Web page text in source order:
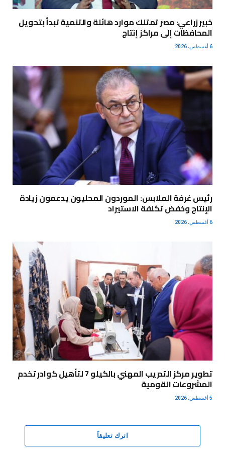
خبير زراعي: مصر تمتلك موارد هائلة والتنمية تبدأ بتحويل
المحافظات إلى مراكز إنتاج
6 أغسطس، 2026
رئيس غرفة الملابس: الموردون المحليون يدعمون زيادة
الإنتاج وخفض تكلفة الاستيراد
6 أغسطس، 2026
تطوير مركز التدريب المهني بالكيلو 7 لتأهيل كوادر تخدم
المشروعات القومية
5 أغسطس، 2026
اترك تعليقاً